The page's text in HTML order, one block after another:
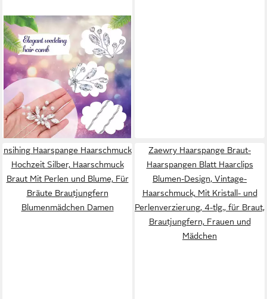
MOPUEA
Haarspange Haarkamm 5
Stück Hochzeit Haarschmuck
Set, Perle Strass
Brautschmuck
23,99 € UVP32,99 €
-27%
lieferbar - in 6-8 Werktagen bei dir
nsihing Haarspange Haarschmuck
Hochzeit Silber, Haarschmuck
Braut Mit Perlen und Blume, Für
Bräute Brautjungfern
Blumenmädchen Damen
Zaewry Haarspange Braut-
Haarspangen Blatt Haarclips
Blumen-Design, Vintage-
Haarschmuck, Mit Kristall- und
Perlenverzierung, 4-tlg., für Braut,
Brautjungfern, Frauen und
Mädchen